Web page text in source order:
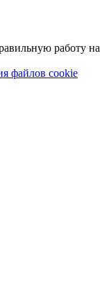
работу
файлов cookie